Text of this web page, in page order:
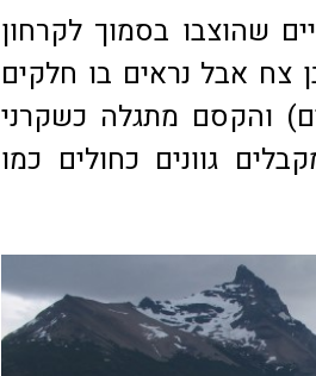
שהוצבו בסמוך לקרחון
צח אבל נראים בו חלקים
והקסם מתגלה כשקרני
גוונים כחולים כמו